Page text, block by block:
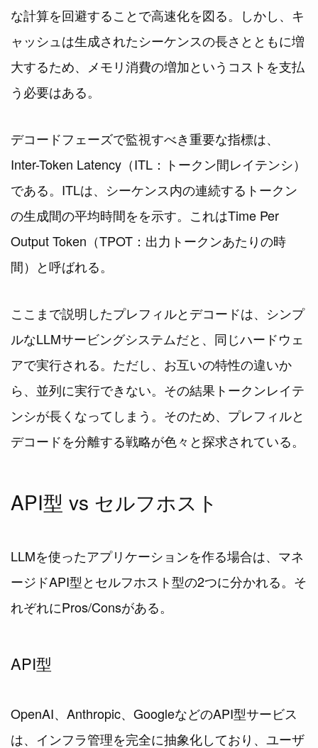
な計算を回避することで高速化を図る。しかし、キ
ャッシュは生成されたシーケンスの長さとともに増
大するため、メモリ消費の増加というコストを支払
う必要はある。
デコードフェーズで監視すべき重要な指標は、
Inter-Token Latency（ITL：トークン間レイテンシ）
である。ITLは、シーケンス内の連続するトークン
の生成間の平均時間をを示す。これはTime Per
Output Token（TPOT：出力トークンあたりの時
間）と呼ばれる。
ここまで説明したプレフィルとデコードは、シンプ
ルなLLMサービングシステムだと、同じハードウェ
アで実行される。ただし、お互いの特性の違いか
ら、並列に実行できない。その結果トークンレイテ
ンシが長くなってしまう。そのため、プレフィルと
デコードを分離する戦略が色々と探求されている。
API型 vs セルフホスト
LLMを使ったアプリケーションを作る場合は、マネ
ージドAPI型とセルフホスト型の2つに分かれる。そ
れぞれにPros/Consがある。
API型
OpenAI、Anthropic、GoogleなどのAPI型サービス
は、インフラ管理を完全に抽象化しており、ユーザ